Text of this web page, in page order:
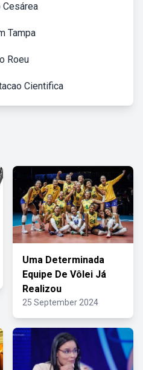
Cesárea
Tampa
Roeu
Cientifica
Uma Determinada
Equipe De Vôlei Já
Realizou
25 September 2024